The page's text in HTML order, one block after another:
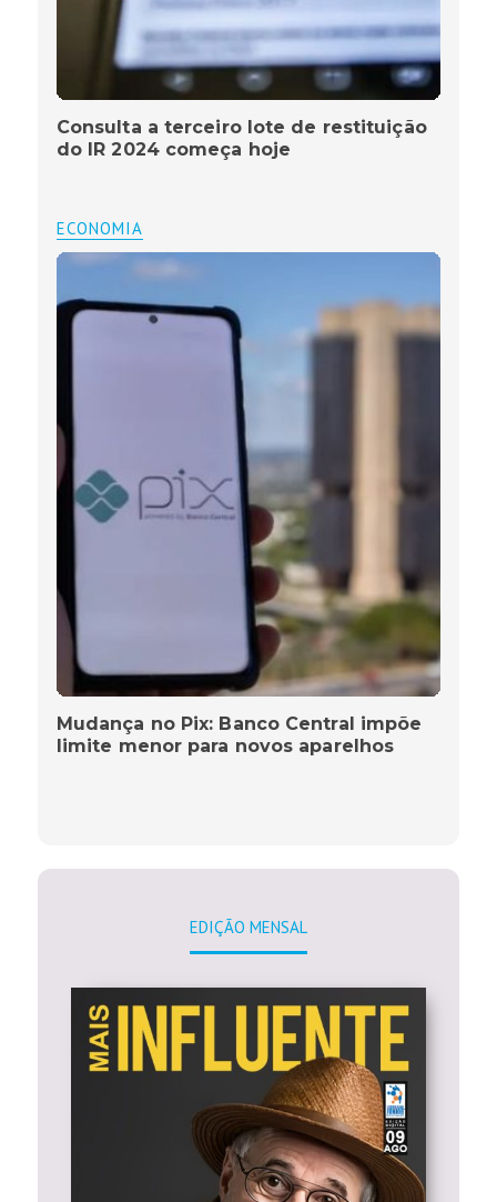
Consulta a terceiro lote de restituição
do IR 2024 começa hoje
ECONOMIA
Mudança no Pix: Banco Central impõe
limite menor para novos aparelhos
EDIÇÃO MENSAL